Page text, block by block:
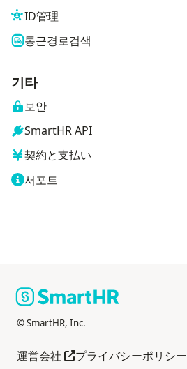
ID管理
통근경로검색
기타
보안
SmartHR API
契約と支払い
서포트
© SmartHR, Inc.
運営会社 다른 창으로 열기
プライバシーポリシー